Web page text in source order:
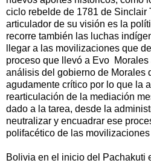
ciclo rebelde de 1781 de Sinclair
articulador de su visión es la
recorre también las luchas
llegar a las movilizaciones que
proceso que llevó a Evo Morales
análisis del gobierno de Morales
agudamente crítico por lo que la
rearticulación de la mediación
dado a la tarea, desde la
neutralizar y encuadrar ese
polifacético de las
Bolivia en el inicio del Pachakuti